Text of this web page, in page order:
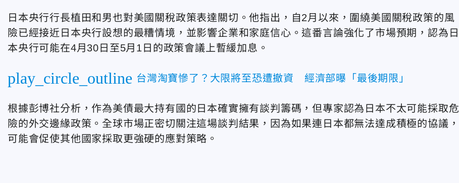
日本央行行長植田和男也對美國關稅政策表達關切。他指出，自2月以來，圍繞美國關稅政策的風
險已經接近日本央行設想的最糟情境，並影響企業和家庭信心。這番言論強化了市場預期，認為日
本央行可能在4月30日至5月1日的政策會議上暫緩加息。
play_circle_outline 台灣淘寶慘了？大限將至恐遭撤資 經濟部曝「最後期限」
根據彭博社分析，作為美債最大持有國的日本確實擁有談判籌碼，但專家認為日本不太可能採取危
險的外交邊緣政策。全球市場正密切關注這場談判結果，因為如果連日本都無法達成積極的協議，
可能會促使其他國家採取更強硬的應對策略。